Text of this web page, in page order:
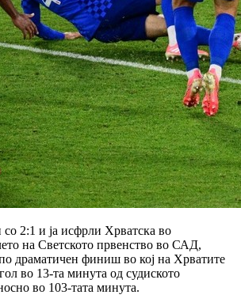
со 2:1 и ја исфрли Хрватска во
на Светското првенство во САД,
драматичен финиш во кој на Хрватите
во 13-та минута од судиското
во 103-тата минута.